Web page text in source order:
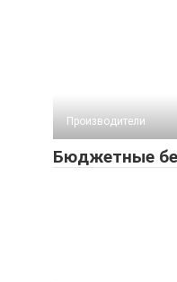
Производители
Бюджетные